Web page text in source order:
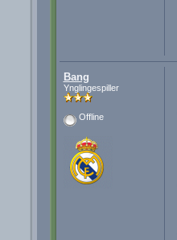
Bang
Ynglingespiller
Offline